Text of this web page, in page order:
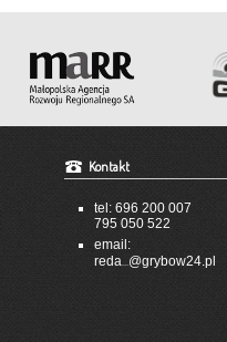
Kontakt
tel: 696 200 007
795 050 522
email:
reda...@grybow24.pl